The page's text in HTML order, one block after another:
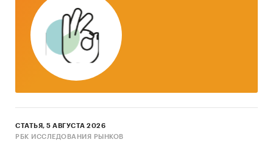
СТАТЬЯ, 5 АВГУСТА 2026
РБК ИССЛЕДОВАНИЯ РЫНКОВ